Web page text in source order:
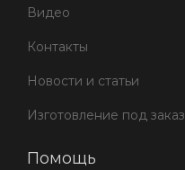
Видео
Контакты
Новости и статьи
Изготовление под заказ
Помощь